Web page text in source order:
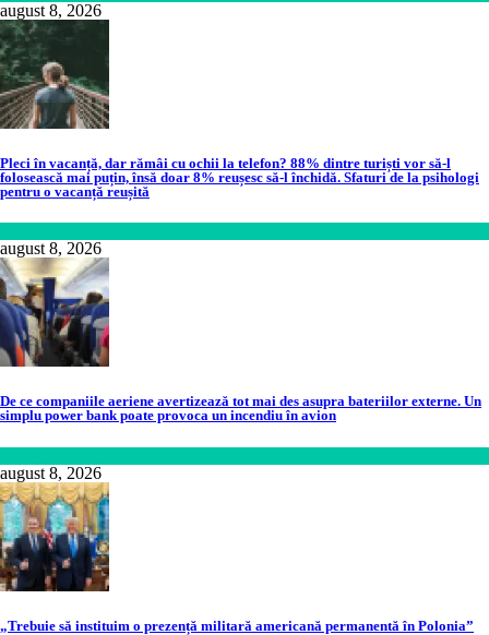
august 8, 2026
Pleci în vacanță, dar rămâi cu ochii la telefon? 88% dintre turiști vor să-l
folosească mai puțin, însă doar 8% reușesc să-l închidă. Sfaturi de la psihologi
pentru o vacanță reușită
august 8, 2026
De ce companiile aeriene avertizează tot mai des asupra bateriilor externe. Un
simplu power bank poate provoca un incendiu în avion
august 8, 2026
„Trebuie să instituim o prezență militară americană permanentă în Polonia”